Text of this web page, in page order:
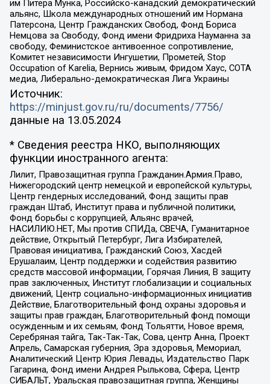
им Питера Мунка, Российско-канадский демократический
альянс, Школа международных отношений им Нормана
Патерсона, Центр Гражданских Свобод, Фонд Бориса
Немцова за Свободу, Фонд имени Фридриха Науманна за
свободу, Феминистское антивоенное сопротивление,
Комитет независимости Ингушетии, Прометей, Stop
Occupation of Karelia, Вернись живым, Фридом Хаус, СОТА
медиа, Либерально-демократическая Лига Украины
Источник:
https://minjust.gov.ru/ru/documents/7756/
данные на 13.05.2024
* Сведения реестра НКО, выполняющих
функции иностранного агента:
Лилит, Правозащитная группа Гражданин.Армия.Право,
Нижегородский центр немецкой и европейской культуры,
Центр гендерных исследований, Фонд защиты прав
граждан Штаб, Институт права и публичной политики,
Фонд борьбы с коррупцией, Альянс врачей,
НАСИЛИЮ.НЕТ, Мы против СПИДа, СВЕЧА, Гуманитарное
действие, Открытый Петербург, Лига Избирателей,
Правовая инициатива, Гражданский Союз, Хасдей
Ерушалаим, Центр поддержки и содействия развитию
средств массовой информации, Горячая Линия, В защиту
прав заключенных, Институт глобализации и социальных
движений, Центр социально-информационных инициатив
Действие, Благотворительный фонд охраны здоровья и
защиты прав граждан, Благотворительный фонд помощи
осужденным и их семьям, Фонд Тольятти, Новое время,
Серебряная тайга, Так-Так-Так, Сова, центр Анна, Проект
Апрель, Самарская губерния, Эра здоровья, Мемориал,
Аналитический Центр Юрия Левады, Издательство Парк
Гагарина, Фонд имени Андрея Рылькова, Сфера, Центр
СИБАЛЬТ, Уральская правозащитная группа, Женщины